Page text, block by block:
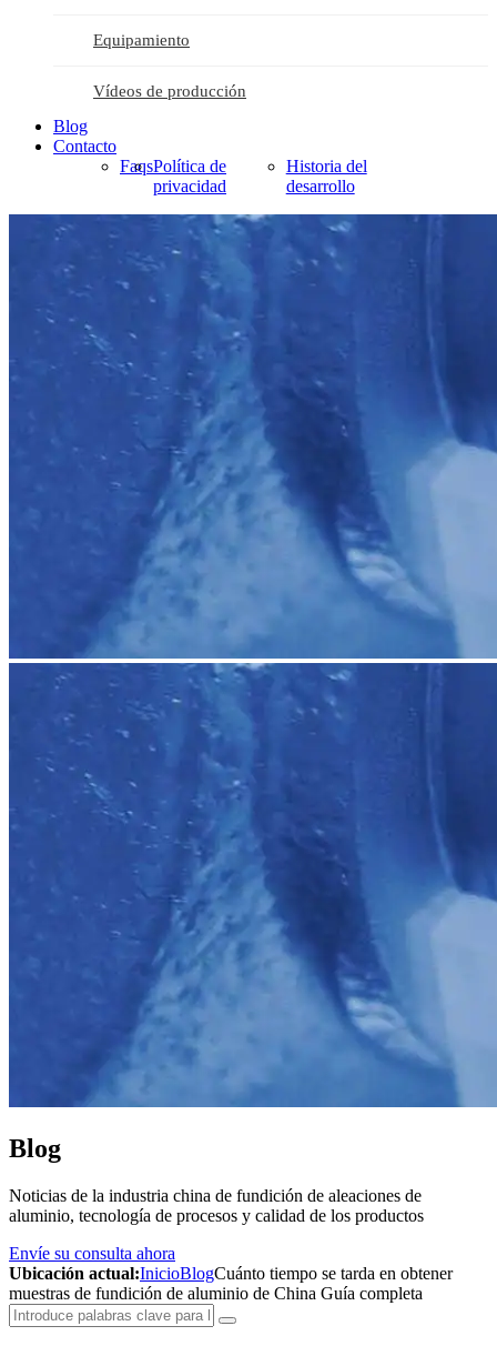
Equipamiento
Vídeos de producción
Blog
Contacto
FaqsPolítica de
privacidad
Historia del
desarrollo
Blog
Noticias de la industria china de fundición de aleaciones de
aluminio, tecnología de procesos y calidad de los productos
Envíe su consulta ahora
Ubicación actual:InicioBlogCuánto tiempo se tarda en obtener
muestras de fundición de aluminio de China Guía completa